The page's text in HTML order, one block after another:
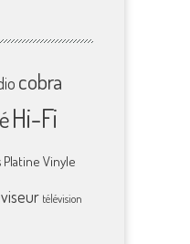
cobra
Hi-Fi
Platine Vinyle
télévision